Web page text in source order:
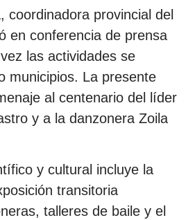
coordinadora provincial del
en conferencia de prensa
las actividades se
municipios. La presente
al centenario del líder
y a la danzonera Zoila
y cultural incluye la
transitoria
talleres de baile y el